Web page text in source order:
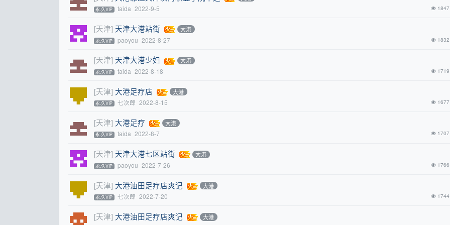
永.久VIP taida 2022-9-5 1847
[天津] 天津大港站街 大港
永.久VIP paoyou 2022-8-27 1832
[天津] 天津大港少妇 大港
永.久VIP taida 2022-8-18 1719
[天津] 大港足疗店 大港
永.久VIP 七次郎 2022-8-15 1677
[天津] 大港足疗 大港
永.久VIP taida 2022-8-7 1707
[天津] 天津大港七区站街 大港
永.久VIP paoyou 2022-7-26 1766
[天津] 大港油田足疗店爽记 大港
永.久VIP 七次郎 2022-7-20 1744
[天津] 大港油田足疗店爽记 大港